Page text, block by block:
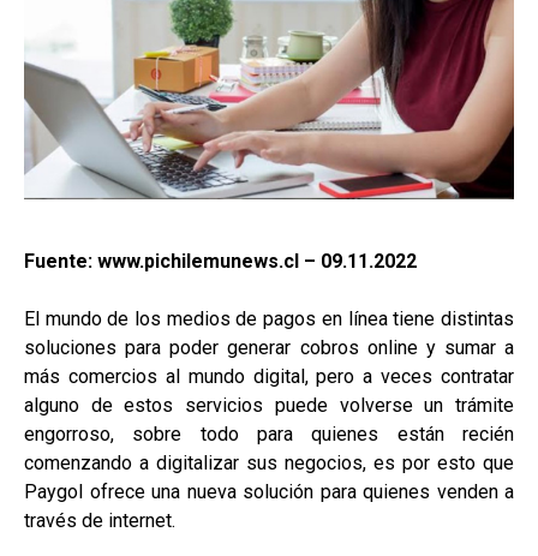
Fuente: www.pichilemunews.cl – 09.11.2022
El mundo de los medios de pagos en línea tiene distintas
soluciones para poder generar cobros online y sumar a
más comercios al mundo digital, pero a veces contratar
alguno de estos servicios puede volverse un trámite
engorroso, sobre todo para quienes están recién
comenzando a digitalizar sus negocios, es por esto que
Paygol ofrece una nueva solución para quienes venden a
través de internet.